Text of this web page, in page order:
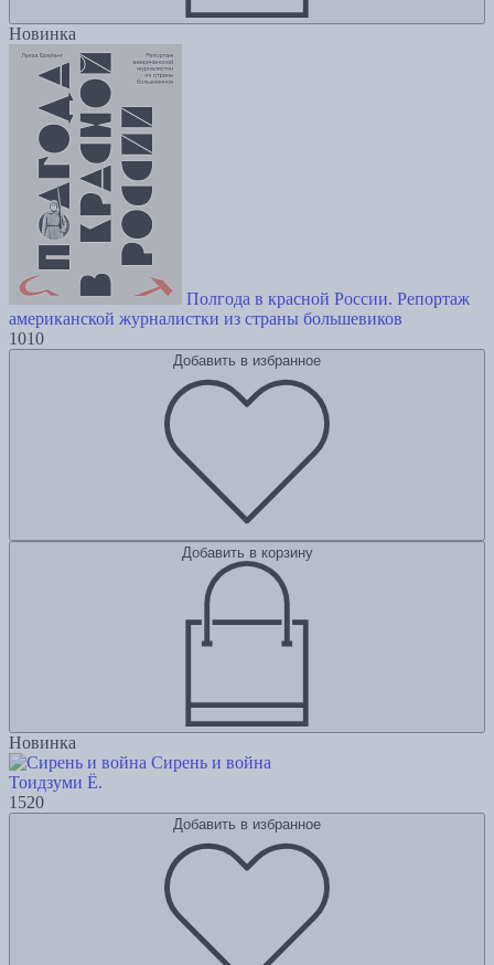
Новинка
Полгода в красной России. Репортаж
американской журналистки из страны большевиков
1010
Добавить в избранное
Добавить в корзину
Новинка
Сирень и война
Тоидзуми Ё.
1520
Добавить в избранное